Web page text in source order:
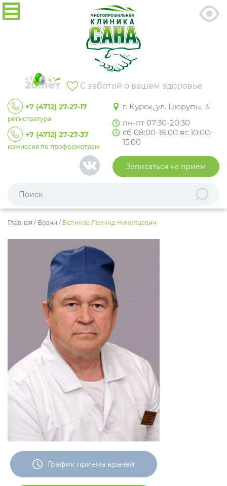
+7 (4712) 27-27-17
регистратура
+7 (4712) 27-27-37
комиссия по профосмотрам
г. Курск, ул. Цюрупы, 3
пн-пт 07:30-20:30
сб 08:00-18:00 вс 10:00-
15:00
Записаться на прием
20 лет С заботой о вашем здоровье
Главная / Врачи / Беликов Леонид Николаевич
График приема врачей